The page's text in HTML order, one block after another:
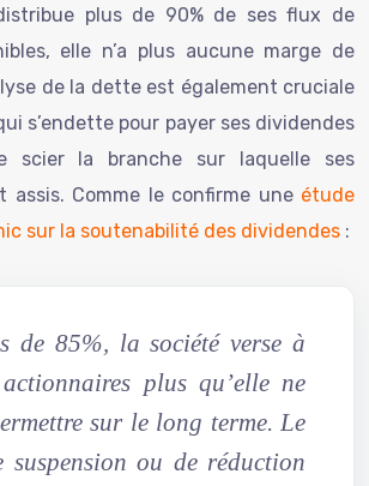
plus de 90% de ses flux de
elle n’a plus aucune marge de
de la dette est également cruciale
s’endette pour payer ses dividendes
scier la branche sur laquelle ses
assis. Comme le confirme une étude
sur la soutenabilité des dividendes :
de 85%, la société verse à
plus qu’elle ne
sur le long terme. Le
suspension ou de réduction